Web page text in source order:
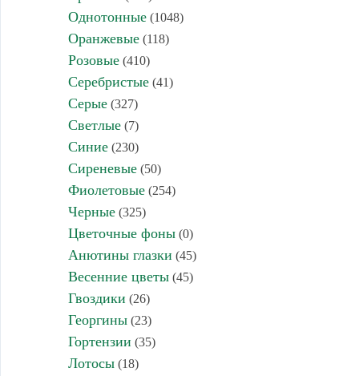
Однотонные(1048)
Оранжевые(118)
Розовые(410)
Серебристые(41)
Серые(327)
Светлые(7)
Синие(230)
Сиреневые(50)
Фиолетовые(254)
Черные(325)
Цветочные фоны(0)
Анютины глазки (45)
Весенние цветы(45)
Гвоздики (26)
Георгины(23)
Гортензии (35)
Лотосы(18)